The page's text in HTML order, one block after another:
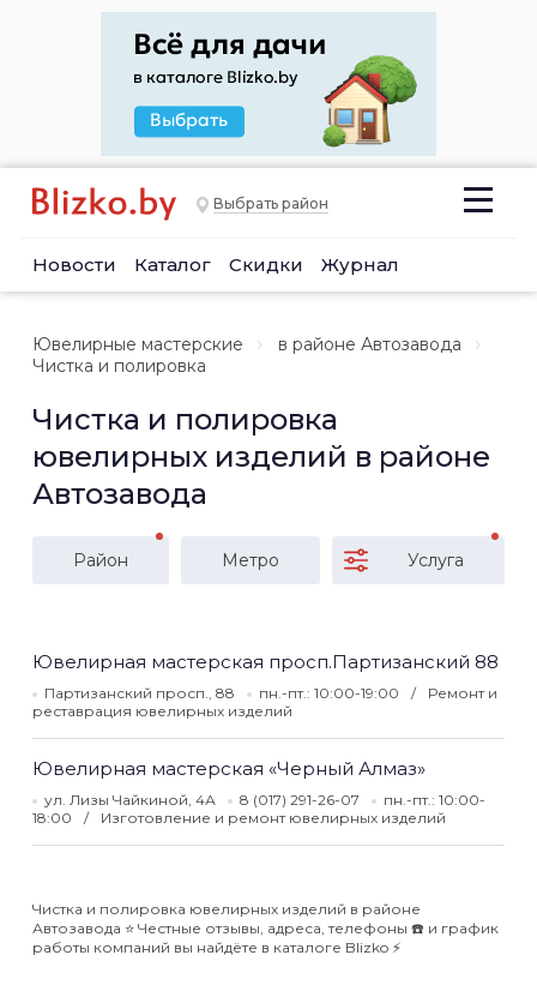
Выбрать район
Новости Каталог Скидки Журнал
Ювелирные мастерские
в районе Автозавода
Чистка и полировка
Чистка и полировка
ювелирных изделий в районе
Автозавода
Район Метро Услуга
Ювелирная мастерская просп.Партизанский 88
Партизанский просп., 88 пн.-пт.: 10:00-19:00
Ремонт и
реставрация ювелирных изделий
Ювелирная мастерская «Черный Алмаз»
ул. Лизы Чайкиной, 4А 8 (017) 291-26-07
пн.-пт.: 10:00-
18:00
Изготовление и ремонт ювелирных изделий
Чистка и полировка ювелирных изделий в районе
Автозавода ⭐️ Честные отзывы, адреса, телефоны ☎️ и график
работы компаний вы найдёте в каталоге Blizko ⚡️